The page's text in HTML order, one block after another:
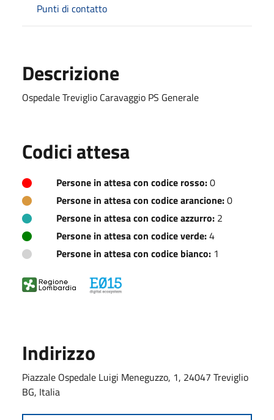
Punti di contatto
Descrizione
Ospedale Treviglio Caravaggio PS Generale
Codici attesa
Persone in attesa con codice rosso:0
Persone in attesa con codice arancione:0
Persone in attesa con codice azzurro: 2
Persone in attesa con codice verde:4
Persone in attesa con codice bianco: 1
Indirizzo
Piazzale Ospedale Luigi Meneguzzo, 1, 24047 Treviglio
BG, Italia